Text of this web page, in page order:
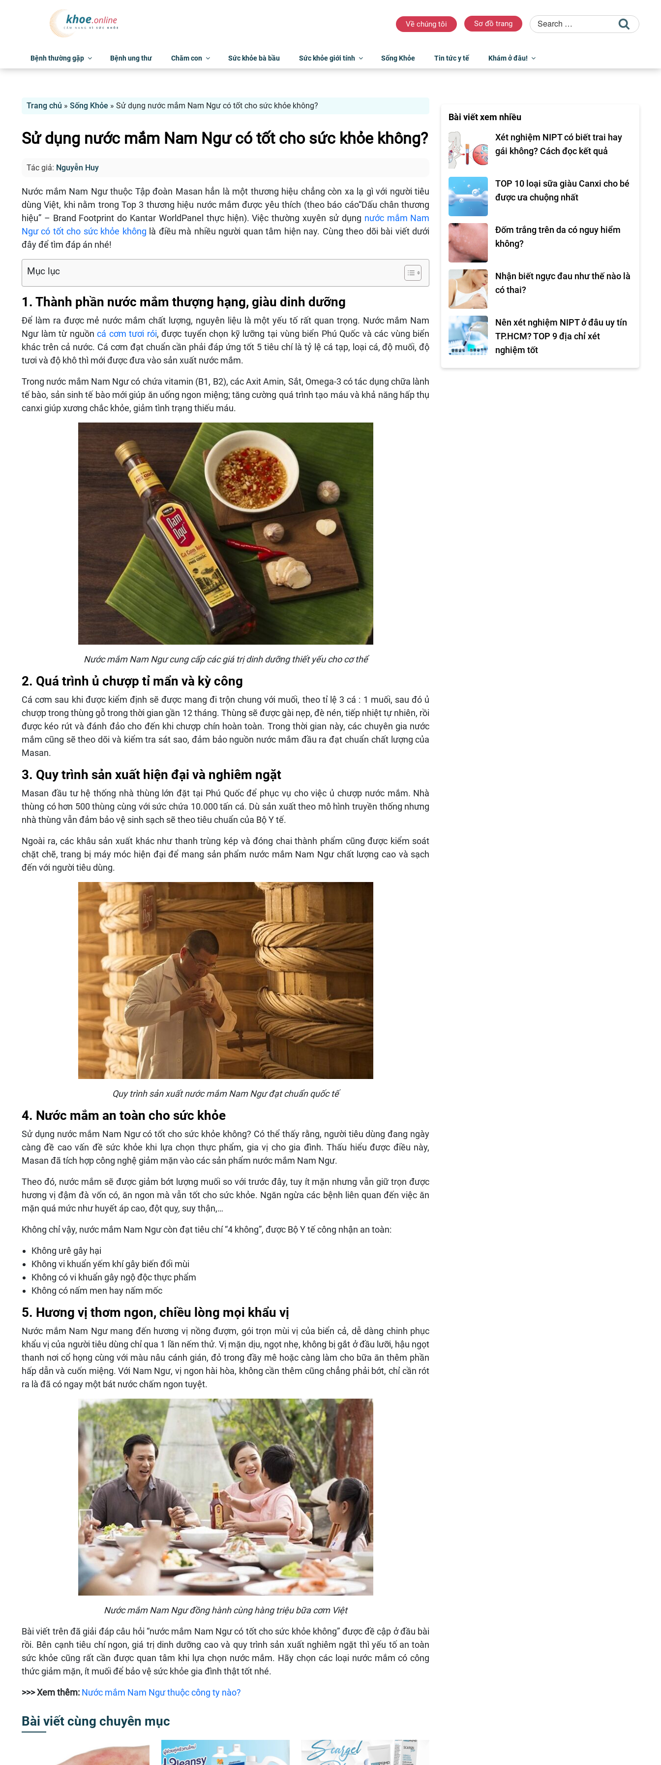
Về chúng tôi Sơ đồ trang
Bệnh thường gặp Bệnh ung thư Chăm con Sức khỏe bà bầu Sức khỏe giới tính Sống Khỏe Tin tức y tế Khám ở đâu!
Trang chủ » Sống Khỏe » Sử dụng nước mắm Nam Ngư có tốt cho sức khỏe không?
Sử dụng nước mắm Nam Ngư có tốt cho sức khỏe không?
Tác giả: Nguyễn Huy
Nước mắm Nam Ngư thuộc Tập đoàn Masan hẳn là một thương hiệu chẳng còn xa lạ gì với người tiêu
dùng Việt, khi nằm trong Top 3 thương hiệu nước mắm được yêu thích (theo báo cáo“Dấu chân thương
hiệu” – Brand Footprint do Kantar WorldPanel thực hiện). Việc thường xuyên sử dụng nước mắm Nam
Ngư có tốt cho sức khỏe không là điều mà nhiều người quan tâm hiện nay. Cùng theo dõi bài viết dưới
đây để tìm đáp án nhé!
Mục lục
1. Thành phần nước mắm thượng hạng, giàu dinh dưỡng
Để làm ra được mẻ nước mắm chất lượng, nguyên liệu là một yếu tố rất quan trọng. Nước mắm Nam
Ngư làm từ nguồncá cơm tươi rói, được tuyển chọn kỹ lưỡng tại vùng biển Phú Quốc và các vùng biển
khác trên cả nước. Cá cơm đạt chuẩn cần phải đáp ứng tốt 5 tiêu chí là tỷ lệ cá tạp, loại cá, độ muối, độ
tươi và độ khô thì mới được đưa vào sản xuất nước mắm.
Trong nước mắm Nam Ngư có chứa vitamin (B1, B2), các Axit Amin, Sắt, Omega-3 có tác dụng chữa lành
tế bào, sản sinh tế bào mới giúp ăn uống ngon miệng; tăng cường quá trình tạo máu và khả năng hấp thụ
canxi giúp xương chắc khỏe, giảm tình trạng thiếu máu.
Nước mắm Nam Ngư cung cấp các giá trị dinh dưỡng thiết yếu cho cơ thể
2. Quá trình ủ chượp tỉ mẩn và kỳ công
Cá cơm sau khi được kiểm định sẽ được mang đi trộn chung với muối, theo tỉ lệ 3 cá : 1 muối, sau đó ủ
chượp trong thùng gỗ trong thời gian gần 12 tháng. Thùng sẽ được gài nẹp, đè nén, tiếp nhiệt tự nhiên, rồi
được kéo rút và đánh đảo cho đến khi chượp chín hoàn toàn. Trong thời gian này, các chuyên gia nước
mắm cũng sẽ theo dõi và kiểm tra sát sao, đảm bảo nguồn nước mắm đầu ra đạt chuẩn chất lượng của
Masan.
3. Quy trình sản xuất hiện đại và nghiêm ngặt
Masan đầu tư hệ thống nhà thùng lớn đặt tại Phú Quốc để phục vụ cho việc ủ chượp nước mắm. Nhà
thùng có hơn 500 thùng cùng với sức chứa 10.000 tấn cá. Dù sản xuất theo mô hình truyền thống nhưng
nhà thùng vẫn đảm bảo vệ sinh sạch sẽ theo tiêu chuẩn của Bộ Y tế.
Ngoài ra, các khâu sản xuất khác như thanh trùng kép và đóng chai thành phẩm cũng được kiểm soát
chặt chẽ, trang bị máy móc hiện đại để mang sản phẩm nước mắm Nam Ngư chất lượng cao và sạch
đến với người tiêu dùng.
Quy trình sản xuất nước mắm Nam Ngư đạt chuẩn quốc tế
4. Nước mắm an toàn cho sức khỏe
Sử dụng nước mắm Nam Ngư có tốt cho sức khỏe không? Có thể thấy rằng, người tiêu dùng đang ngày
càng đề cao vấn đề sức khỏe khi lựa chọn thực phẩm, gia vị cho gia đình. Thấu hiểu được điều này,
Masan đã tích hợp công nghệ giảm mặn vào các sản phẩm nước mắm Nam Ngư.
Theo đó, nước mắm sẽ được giảm bớt lượng muối so với trước đây, tuy ít mặn nhưng vẫn giữ trọn được
hương vị đậm đà vốn có, ăn ngon mà vẫn tốt cho sức khỏe. Ngăn ngừa các bệnh liên quan đến việc ăn
mặn quá mức như huyết áp cao, đột quỵ, suy thận,…
Không chỉ vậy, nước mắm Nam Ngư còn đạt tiêu chí “4 không”, được Bộ Y tế công nhận an toàn:
Không urê gây hại
Không vi khuẩn yếm khí gây biến đổi mùi
Không có vi khuẩn gây ngộ độc thực phẩm
Không có nấm men hay nấm mốc
5. Hương vị thơm ngon, chiều lòng mọi khẩu vị
Nước mắm Nam Ngư mang đến hương vị nồng đượm, gói trọn mùi vị của biển cả, dễ dàng chinh phục
khẩu vị của người tiêu dùng chỉ qua 1 lần nếm thử. Vị mặn dịu, ngọt nhẹ, không bị gắt ở đầu lưỡi, hậu ngọt
thanh nơi cổ họng cùng với màu nâu cánh gián, đỏ trong đầy mê hoặc càng làm cho bữa ăn thêm phần
hấp dẫn và cuốn miệng. Với Nam Ngư, vị ngon hài hòa, không cần thêm cũng chẳng phải bớt, chỉ cần rót
ra là đã có ngay một bát nước chấm ngon tuyệt.
Nước mắm Nam Ngư đồng hành cùng hàng triệu bữa cơm Việt
Bài viết trên đã giải đáp câu hỏi “nước mắm Nam Ngư có tốt cho sức khỏe không” được đề cập ở đầu bài
rồi. Bên cạnh tiêu chí ngon, giá trị dinh dưỡng cao và quy trình sản xuất nghiêm ngặt thì yếu tố an toàn
sức khỏe cũng rất cần được quan tâm khi lựa chọn nước mắm. Hãy chọn các loại nước mắm có công
thức giảm mặn, ít muối để bảo vệ sức khỏe gia đình thật tốt nhé.
>>> Xem thêm: Nước mắm Nam Ngư thuộc công ty nào?
Bài viết cùng chuyên mục
Bài viết xem nhiều
Xét nghiệm NIPT có biết trai hay
gái không? Cách đọc kết quả
TOP 10 loại sữa giàu Canxi cho bé
được ưa chuộng nhất
Đốm trắng trên da có nguy hiểm
không?
Nhận biết ngực đau như thế nào là
có thai?
Nên xét nghiệm NIPT ở đâu uy tín
TP.HCM? TOP 9 địa chỉ xét
nghiệm tốt